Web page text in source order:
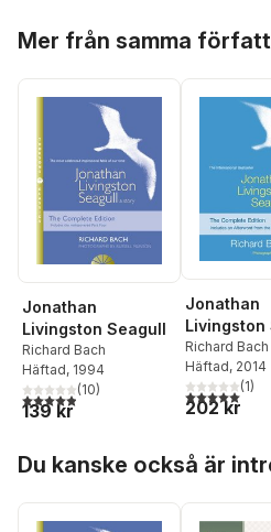
Mer från samma
Jonathan
Livingston Seagull
Richard Bach
Häftad, 1994
4,9utav 5 stjärnor. Totalt antal röster:
(10)
139 kr
Jonathan
Livingston
Richard Bach
Häftad, 2014
5,0utav 5(1)
202 kr
Du kanske också är